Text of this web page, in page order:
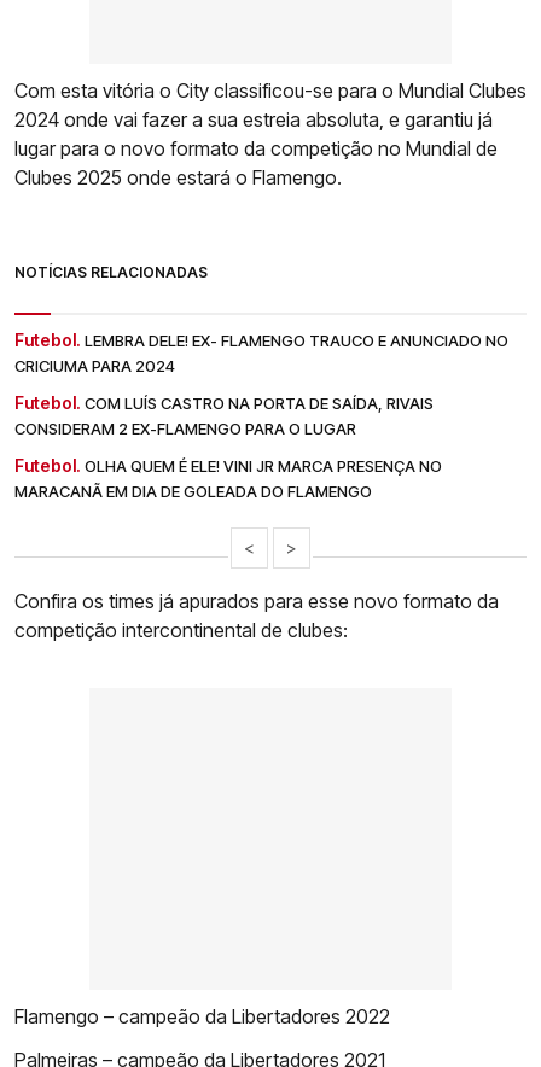
Com esta vitória o City classificou-se para o Mundial Clubes
2024 onde vai fazer a sua estreia absoluta, e garantiu já
lugar para o novo formato da competição no Mundial de
Clubes 2025 onde estará o Flamengo.
NOTÍCIAS RELACIONADAS
Futebol. LEMBRA DELE! EX- FLAMENGO TRAUCO E ANUNCIADO NO
CRICIUMA PARA 2024
Futebol. COM LUÍS CASTRO NA PORTA DE SAÍDA, RIVAIS
CONSIDERAM 2 EX-FLAMENGO PARA O LUGAR
Futebol. OLHA QUEM É ELE! VINI JR MARCA PRESENÇA NO
MARACANÃ EM DIA DE GOLEADA DO FLAMENGO
< >
Confira os times já apurados para esse novo formato da
competição intercontinental de clubes:
Flamengo – campeão da Libertadores 2022
Palmeiras – campeão da Libertadores 2021